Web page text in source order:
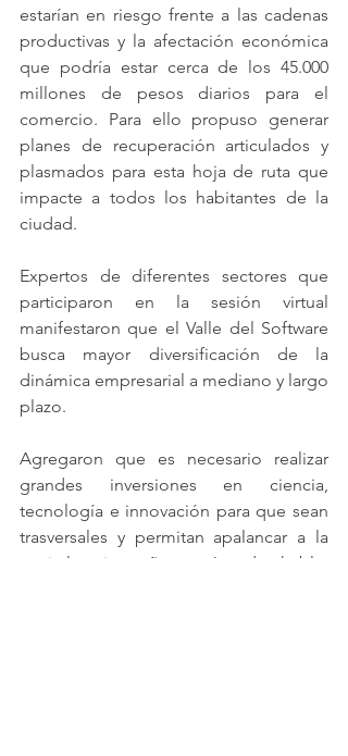
estarían en riesgo frente a las cadenas
productivas y la afectación económica
que podría estar cerca de los 45.000
millones de pesos diarios para el
comercio. Para ello propuso generar
planes de recuperación articulados y
plasmados para esta hoja de ruta que
impacte a todos los habitantes de la
ciudad.
Expertos de diferentes sectores que
participaron en la sesión virtual
manifestaron que el Valle del Software
busca mayor diversificación de la
dinámica empresarial a mediano y largo
plazo.
Agregaron que es necesario realizar
grandes inversiones en ciencia,
tecnología e innovación para que sean
trasversales y permitan apalancar a la
capital antioqueña, y así poder hablar